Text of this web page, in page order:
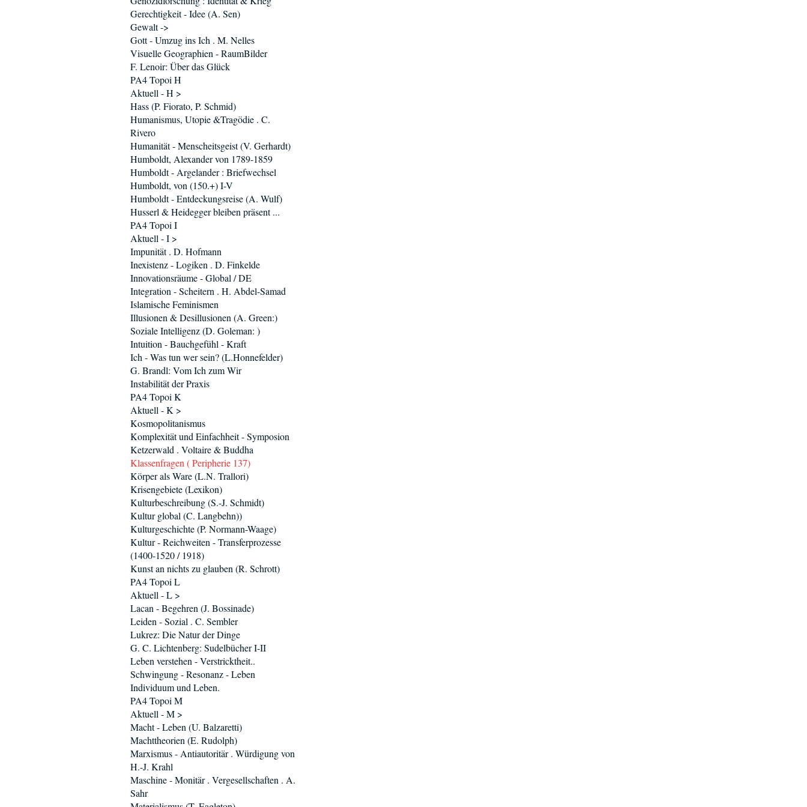
Gerechtigkeit - Idee (A. Sen)
Gewalt ->
Gott - Umzug ins Ich . M. Nelles
Visuelle Geographien - RaumBilder
F. Lenoir: Über das Glück
PA4 Topoi H
Aktuell - H >
Hass (P. Fiorato, P. Schmid)
Humanismus, Utopie &Tragödie . C.
Rivero
Humanität - Menscheitsgeist (V. Gerhardt)
Humboldt, Alexander von 1789-1859
Humboldt - Argelander : Briefwechsel
Humboldt, von (150.+) I-V
Humboldt - Entdeckungsreise (A. Wulf)
Husserl & Heidegger bleiben präsent ...
PA4 Topoi I
Aktuell - I >
Impunität . D. Hofmann
Inexistenz - Logiken . D. Finkelde
Innovationsräume - Global / DE
Integration - Scheitern . H. Abdel-Samad
Islamische Feminismen
Illusionen & Desillusionen (A. Green:)
Soziale Intelligenz (D. Goleman: )
Intuition - Bauchgefühl - Kraft
Ich - Was tun wer sein? (L.Honnefelder)
G. Brandl: Vom Ich zum Wir
Instabilität der Praxis
PA4 Topoi K
Aktuell - K >
Kosmopolitanismus
Komplexität und Einfachheit - Symposion
Ketzerwald . Voltaire & Buddha
Klassenfragen ( Peripherie 137)
Körper als Ware (L.N. Trallori)
Krisengebiete (Lexikon)
Kulturbeschreibung (S.-J. Schmidt)
Kultur global (C. Langbehn))
Kulturgeschichte (P. Normann-Waage)
Kultur - Reichweiten - Transferprozesse
(1400-1520 / 1918)
Kunst an nichts zu glauben (R. Schrott)
PA4 Topoi L
Aktuell - L >
Lacan - Begehren (J. Bossinade)
Leiden - Sozial . C. Sembler
Lukrez: Die Natur der Dinge
G. C. Lichtenberg: Sudelbücher I-II
Leben verstehen - Verstricktheit..
Schwingung - Resonanz - Leben
Individuum und Leben.
PA4 Topoi M
Aktuell - M >
Macht - Leben (U. Balzaretti)
Machttheorien (E. Rudolph)
Marxismus - Antiautoritär . Würdigung von
H.-J. Krahl
Maschine - Monitär . Vergesellschaften . A.
Sahr